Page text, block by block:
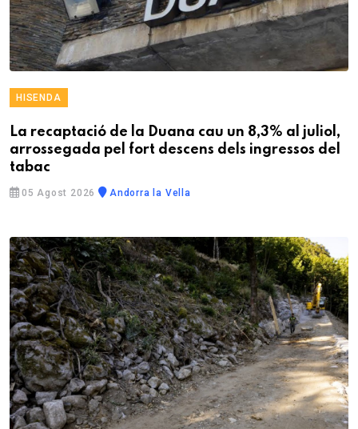
HISENDA
La recaptació de la Duana cau un 8,3% al juliol,
arrossegada pel fort descens dels ingressos del
tabac
05 Agost 2026 Andorra la Vella